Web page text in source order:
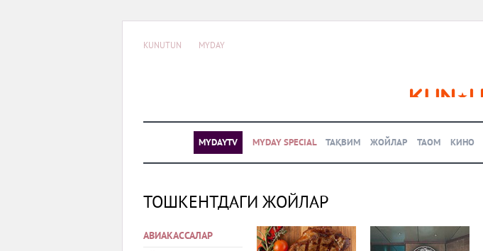
KUNUTUN MYDAY
MYDAYTV MYDAY SPECIAL ТАҚВИМ ЖОЙЛАР ТАОМ КИНО
ТОШКЕНТДАГИ ЖОЙЛАР
АВИАКАССАЛАР